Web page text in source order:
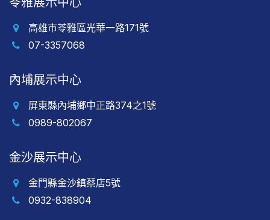
高雄市苓雅區光華一路171號
07-3357068
內埔展示中心
屏東縣內埔鄉中正路374之1號
0989-802067
金沙展示中心
金門縣金沙鎮蔡店5號
0932-838904